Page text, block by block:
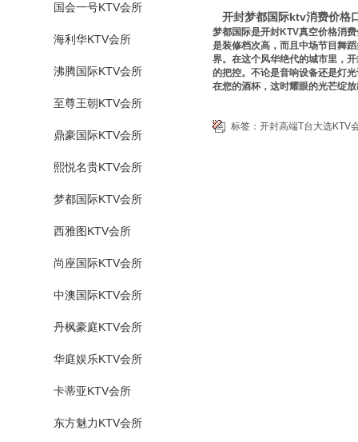
国会一号KTV会所
海利华KTV会所
沸腾国际KTV会所
至尊王朝KTV会所
鼎豪国际KTV会所
熙悦名贵KTV会所
梦都国际KTV会所
西雅图KTV会所
尚座国际KTV会所
中澳国际KTV会所
丹枫豪庭KTV会所
华庭娱乐KTV会所
卡蒂亚KTV会所
东方魅力KTV会所
开封梦都国际ktv消费价格
梦都国际是开封KTV真空价格消
是装修档次高，而且中场节目舞
界。在这个风华绝代的城市里，
的把控。不论是音响设备还是灯
在您的酒杯，这时耀眼的光芒绽
标签： 开封高端T台大选KTV